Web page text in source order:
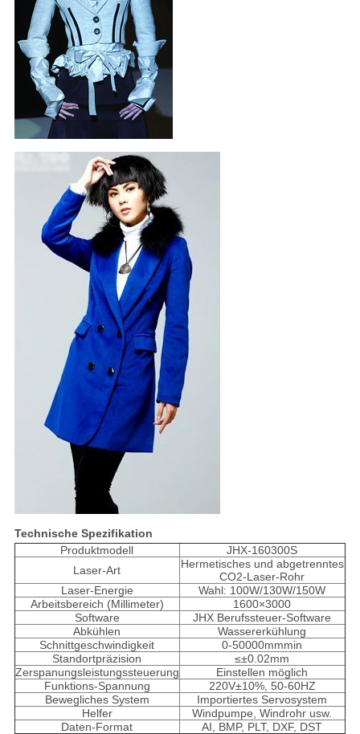
Technische Spezifikation
Produktmodell
JHX-160300S
Laser-Art
Hermetisches und abgetrenntes
CO2-Laser-Rohr
Laser-Energie
Wahl: 100W/130W/150W
Arbeitsbereich (Millimeter)
1600×3000
Software
JHX Berufssteuer-Software
Abkühlen
Wassererkühlung
Schnittgeschwindigkeit
0-50000mmmin
Standortpräzision
≤±0.02mm
Zerspanungsleistungssteuerung
Einstellen möglich
Funktions-Spannung
220V±10%, 50-60HZ
Bewegliches System
Importiertes Servosystem
Helfer
Windpumpe, Windrohr usw.
Daten-Format
AI, BMP, PLT, DXF, DST